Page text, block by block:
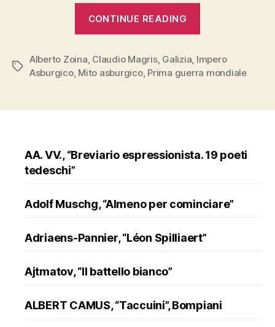
CONTINUE READING
di
lingua
Sellerio”
Tags
Alberto Zoina, Claudio Magris, Galizia, Impero
Asburgico, Mito asburgico, Prima guerra mondiale
AA. VV., “Breviario espressionista. 19 poeti
tedeschi”
Adolf Muschg, “Almeno per cominciare”
Adriaens-Pannier, “Léon Spilliaert”
Ajtmatov, “Il battello bianco”
ALBERT CAMUS, “Taccuini”, Bompiani